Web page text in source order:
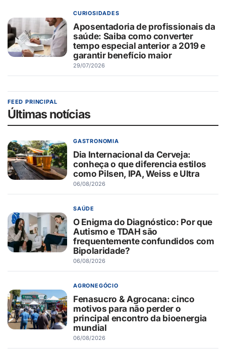
CURIOSIDADES
Aposentadoria de profissionais da
saúde: Saiba como converter
tempo especial anterior a 2019 e
garantir benefício maior
29/07/2026
FEED PRINCIPAL
Últimas notícias
GASTRONOMIA
Dia Internacional da Cerveja:
conheça o que diferencia estilos
como Pilsen, IPA, Weiss e Ultra
06/08/2026
SAÚDE
O Enigma do Diagnóstico: Por que
Autismo e TDAH são
frequentemente confundidos com
Bipolaridade?
06/08/2026
AGRONEGÓCIO
Fenasucro & Agrocana: cinco
motivos para não perder o
principal encontro da bioenergia
mundial
06/08/2026